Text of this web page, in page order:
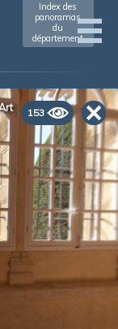
Index des
panoramas
du
département
153